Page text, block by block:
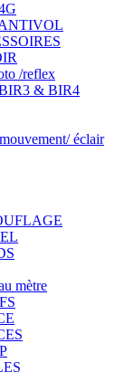
ANTIVOL
/reflex
& BIR4
éclair
mètre